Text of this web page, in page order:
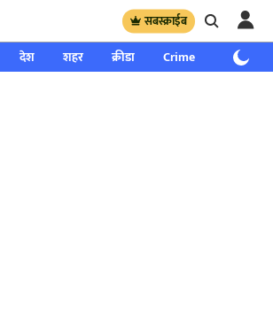
सबस्क्राईब
देश शहर क्रीडा Crime साप्ताहिक